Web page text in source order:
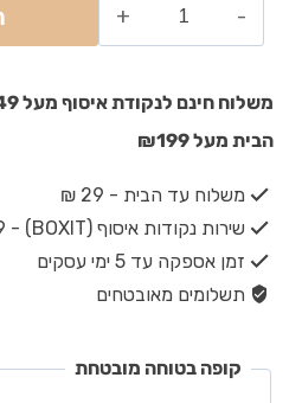
הבית מעל ₪199
משלוח עד הבית - 29 ₪
שירות נקודות איסוף (BOXIT) - 19 ₪
זמן אספקה עד 5 ימי עסקים
תשלומים מאובטחים
קופה בטוחה מובטחת